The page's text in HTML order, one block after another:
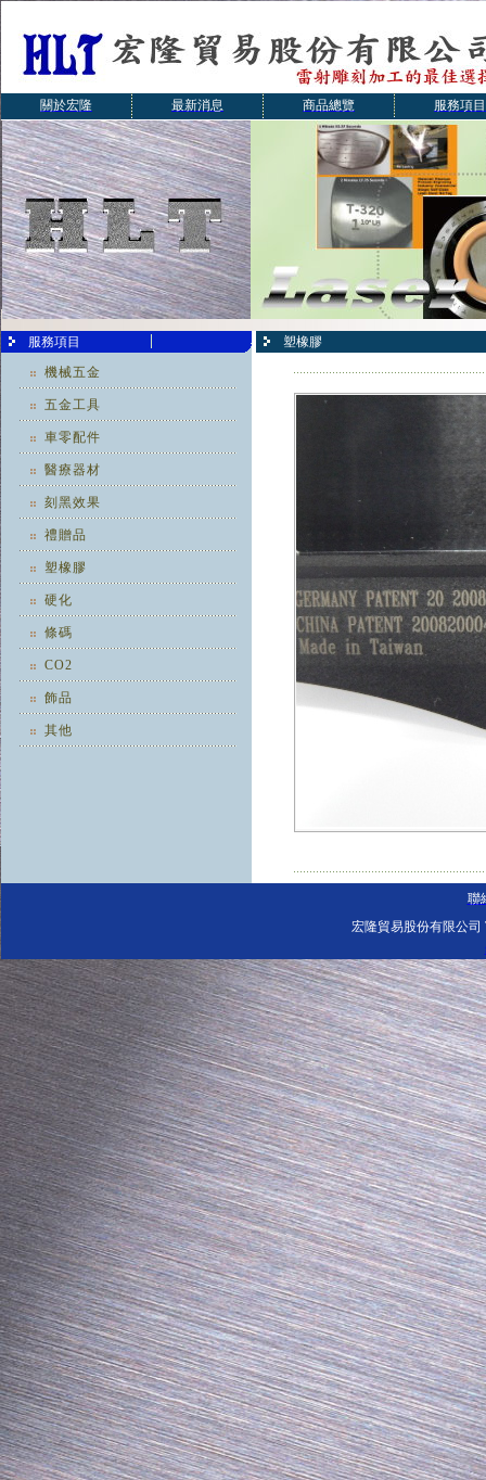
關於宏隆 最新消息 商品總覽 服務項目
服務項目
機械五金
五金工具
車零配件
醫療器材
刻黑效果
禮贈品
塑橡膠
硬化
條碼
CO2
飾品
其他
塑橡膠
聯
宏隆貿易股份有限公司